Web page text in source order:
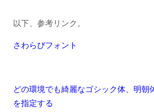
以下、参考リンク。
さわらびフォント
どの環境でも綺麗なゴシック体、明朝
を指定する